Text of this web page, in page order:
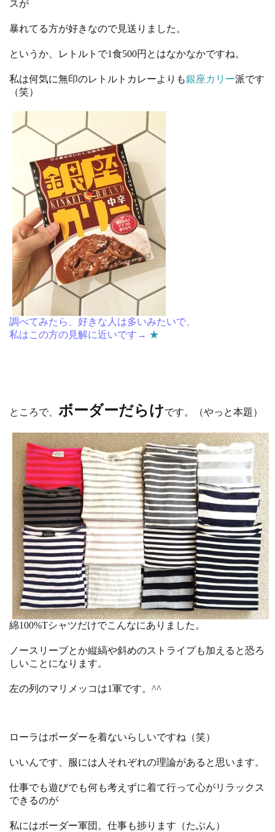
スが
暴れてる方が好きなので見送りました。
というか、レトルトで1食500円とはなかなかですね。
私は何気に無印のレトルトカレーよりも銀座カリー派です
（笑）
調べてみたら、好きな人は多いみたいで、
私はこの方の見解に近いです→ ★
ところで、 ボーダーだらけです。（やっと本題）
綿100%Tシャツだけでこんなにありました。
ノースリーブとか縦縞や斜めのストライプも加えると恐ろ
しいことになります。
左の列のマリメッコは1軍です。^^
ローラはボーダーを着ないらしいですね（笑）
いいんです、服には人それぞれの理論があると思います。
仕事でも遊びでも何も考えずに着て行って心がリラックス
できるのが
私にはボーダー軍団。仕事も捗ります（たぶん）